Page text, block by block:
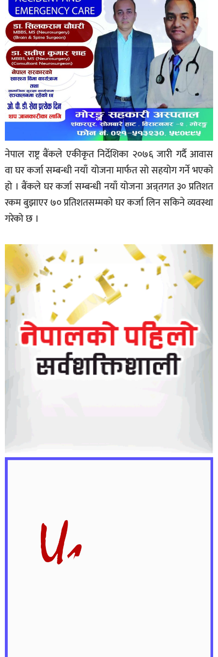
नेपाल राष्ट्र बैंकले एकीकृत निर्देशिका २०७६ जारी गर्दै आवास
वा घर कर्जा सम्बन्धी नयाँ योजना मार्फत सो सहयोग गर्ने भएको
हो । बैंकले घर कर्जा सम्बन्धी नयाँ योजना अन्र्तगत ३० प्रतिशत
रकम बुझाएर ७० प्रतिशतसम्मको घर कर्जा लिन सकिने व्यवस्था
गरेको छ ।